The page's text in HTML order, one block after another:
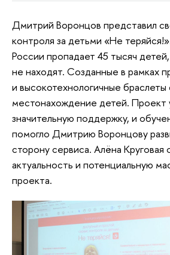
Дмитрий Воронцов представил
контроля за детьми «Не
России пропадает 45 тысяч
не находят. Созданные в рамках
и высокотехнологичные
местонахождение детей. Проект
значительную поддержку, и
помогло Дмитрию Воронцову
сторону сервиса. Алёна Круговая
актуальность и потенциальную
проекта.